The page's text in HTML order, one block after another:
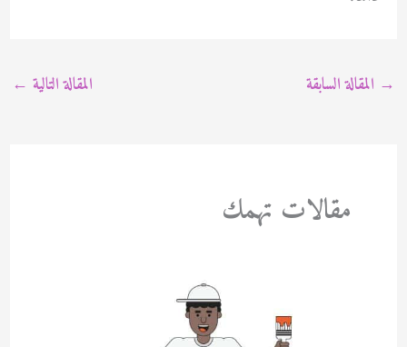
→ المقالة السابقة المقالة التالية ←
مقالات تهمك